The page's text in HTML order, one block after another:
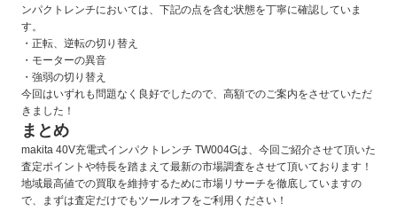
ンパクトレンチにおいては、下記の点を含む状態を丁寧に確認していま
す。
・正転、逆転の切り替え
・モーターの異音
・強弱の切り替え
今回はいずれも問題なく良好でしたので、高額でのご案内をさせていただ
きました！
まとめ
makita 40V充電式インパクトレンチ TW004Gは、今回ご紹介させて頂いた
査定ポイントや特長を踏まえて最新の市場調査をさせて頂いております！
地域最高値での買取を維持するために市場リサーチを徹底していますの
で、まずは査定だけでもツールオフをご利用ください！